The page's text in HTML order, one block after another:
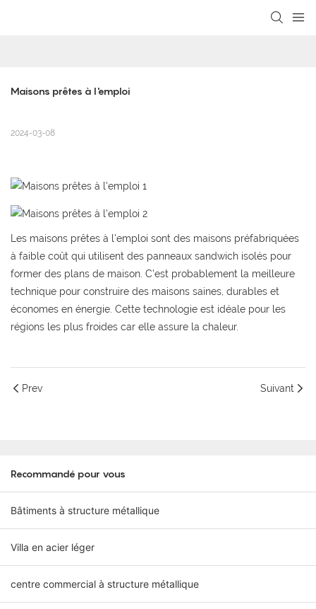
Maisons prêtes à l'emploi
2024-03-08
Les maisons prêtes à l'emploi sont des maisons préfabriquées
à faible coût qui utilisent des panneaux sandwich isolés pour
former des plans de maison. C’est probablement la meilleure
technique pour construire des maisons saines, durables et
économes en énergie. Cette technologie est idéale pour les
régions les plus froides car elle assure la chaleur.
Prev Suivant
Recommandé pour vous
Bâtiments à structure métallique
Villa en acier léger
centre commercial à structure métallique